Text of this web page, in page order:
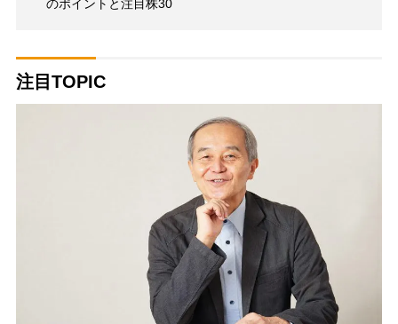
のポイントと注目株30
注目TOPIC